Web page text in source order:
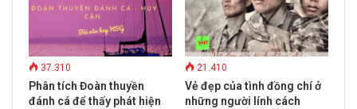
37.310
Phân tích Đoàn thuyền
đánh cá để thấy phát hiện
21.410
Vẻ đẹp của tình đồng chí ở
những người lính cách